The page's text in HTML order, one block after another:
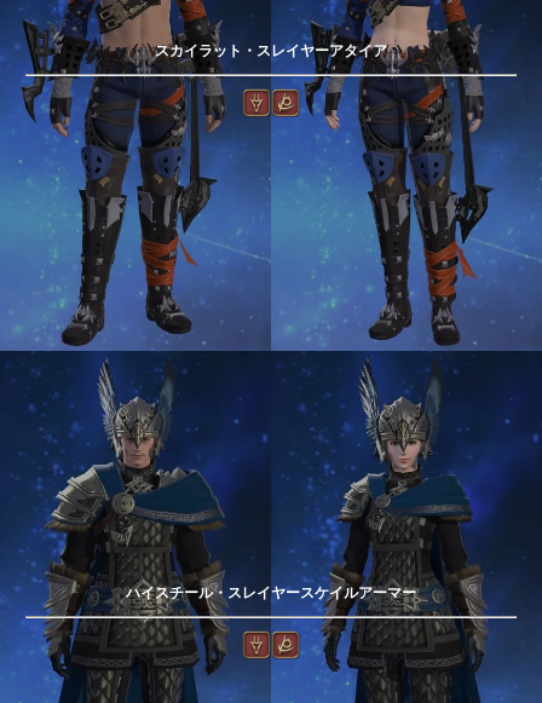
スカイラット・スレイヤーアタイア
ハイスチール・スレイヤースケイルアーマー